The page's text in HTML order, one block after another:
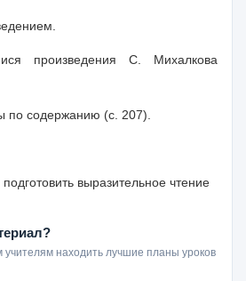
произведения С. Михалкова
по содержанию (с. 207).
подготовить выразительное чтение
учителям находить лучшие планы уроков